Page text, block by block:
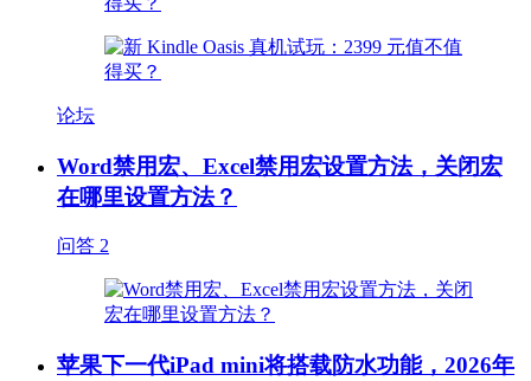
论坛
Word禁用宏、Excel禁用宏设置方法，关闭宏
在哪里设置方法？
问答 2
苹果下一代iPad mini将搭载防水功能，2026年